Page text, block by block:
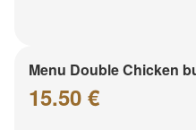
Menu Double Chicken
15.50 €